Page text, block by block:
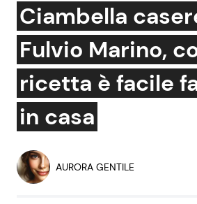
News e Cronaca
Attualità Italiana
Dal Mondo
Economia
Persone Scomparse
Ciambella
Fulvio Marino,
ricetta è facile
in casa
AURORA GENTILE